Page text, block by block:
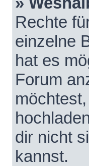
Rechte
einzelne
hat es
Forum
dir nicht
kannst.